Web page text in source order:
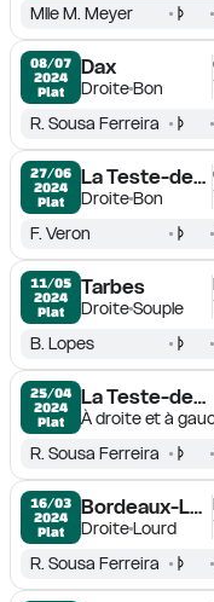
Mlle M. Meyer
08/07
2024
Plat
Dax
DroiteBon
R. Sousa Ferreira
27/06
2024
Plat
La Teste-de-
DroiteBon
F. Veron
11/05
2024
Plat
Tarbes
DroiteSouple
B. Lopes
25/04
2024
Plat
La Teste-de-
À droite et à
R. Sousa Ferreira
16/03
2024
Plat
Bordeaux-Le
DroiteLourd
R. Sousa Ferreira